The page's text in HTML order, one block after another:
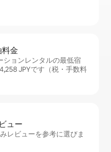
金
ションレンタルの最低宿
JPYです（税・手数料
ュ⁠ー
レビューを参考に選びま